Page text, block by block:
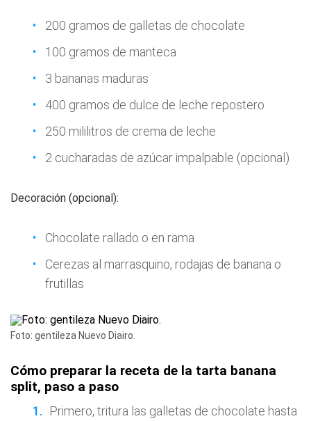
200 gramos de galletas de chocolate
100 gramos de manteca
3 bananas maduras
400 gramos de dulce de leche repostero
250 mililitros de crema de leche
2 cucharadas de azúcar impalpable (opcional)
Decoración (opcional):
Chocolate rallado o en rama
Cerezas al marrasquino, rodajas de banana o
frutillas
Foto: gentileza Nuevo Diairo.
Cómo preparar la receta de la tarta banana
split, paso a paso
Primero, tritura las galletas de chocolate hasta